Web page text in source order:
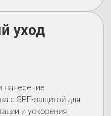
уход
нанесение
с SPF-защитой для
и ускорения